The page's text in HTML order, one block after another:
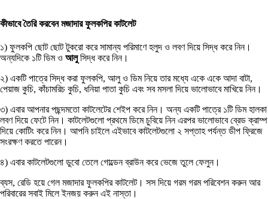
কীভাবে তৈরি করবেন মজাদার ফুলকপির কাটলেট
১) ফুলকপি ছোট ছোট টুকরো করে সামান্য পরিমাণে হলুদ ও লবণ দিয়ে সিদ্ধ করে নিন।
অন্যদিকে ১টি ডিম ও আলুসিদ্ধ করে নিন।
২) একটি পাত্রে সিদ্ধ করা ফুলকপি, আলু ও ডিম নিয়ে তার মধ্যে একে একে আদা বাটা,
পেয়াজ কুচি, কাঁচামরিচ কুচি, ধনিয়া পাতা কুচি এবং সব মসলা দিয়ে ভালোভাবে মাখিয়ে নিন।
৩) এবার আপনার পছন্দমতো কাটলেটের শেইপ করে নিন। অন্য একটি পাত্রে ১টি ডিম হালকা
লবণ দিয়ে ফেটে নিন। কাটলেটগুলো প্রথমে ডিমে চুবিয়ে নিন এরপর ভালোভাবে ব্রেড ক্রাম্প
দিয়ে কোটিং করে নিন। আপনি চাইলে এইভাবে কাটলেটগুলো ২ সপ্তাহ পর্যন্ত ডীপ ফ্রিজে
সংরক্ষণ করতে পারেন।
৪) এবার কাটলেটগুলো ডুবো তেলে গোল্ডেন ব্রাউন করে ভেজে তুলে ফেলুন।
ব্যস, রেডি হয়ে গেল মজাদার ফুলকপির কাটলেট। সস দিয়ে গরম গরম পরিবেশন করুন আর
পরিবারের সবাই মিলে ইনজয় করুন এই নাস্তা।